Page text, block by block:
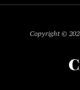
Copyright ©